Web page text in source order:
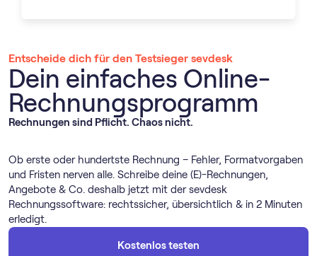
Entscheide dich für den Testsieger sevdesk
Dein einfaches Online-
Rechnungs­programm
Rechnungen sind Pflicht. Chaos nicht.
Ob erste oder hundertste Rechnung – Fehler, Formatvorgaben
und Fristen nerven alle. Schreibe deine (E)-Rechnungen,
Angebote & Co. deshalb jetzt mit der sevdesk
Rechnungssoftware: rechtssicher, übersichtlich & in 2 Minuten
erledigt.
Kostenlos testen